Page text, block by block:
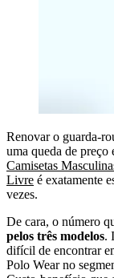
Renovar o guarda-
uma queda de preço
Camisetas
Livre é exatamente
vezes.
De cara, o número
pelos três modelos.
difícil de encontrar
Polo Wear no